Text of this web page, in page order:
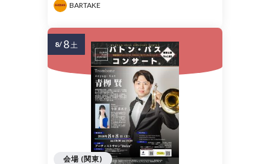
BARTAKE
会場 (関東)
8/ 8土